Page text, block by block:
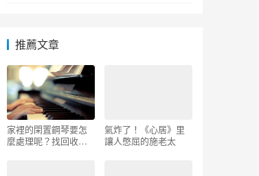
推薦文章
家裡的閑置鋼琴要怎
麼處理呢？找回收是
氣炸了！《心居》里
讓人憋屈的施老太